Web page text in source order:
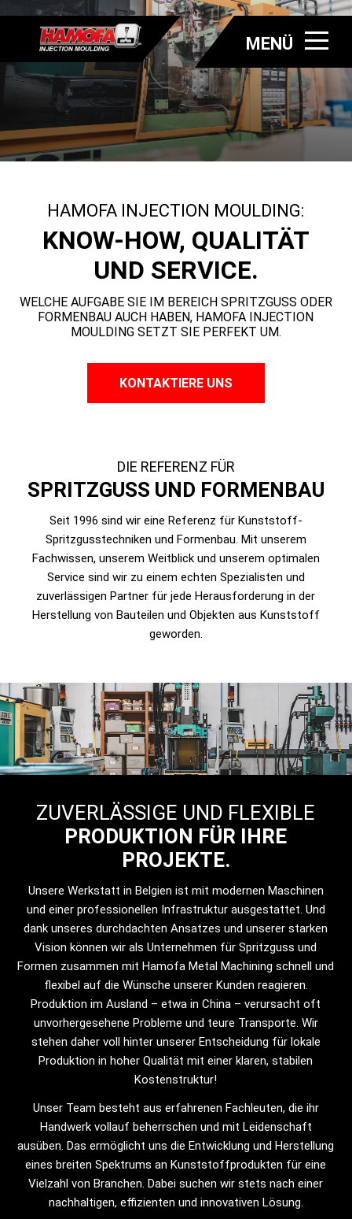
MENÜ
HAMOFA INJECTION MOULDING:
KNOW-HOW, QUALITÄT
UND SERVICE.
WELCHE AUFGABE SIE IM BEREICH SPRITZGUSS ODER
FORMENBAU AUCH HABEN, HAMOFA INJECTION
MOULDING SETZT SIE PERFEKT UM.
KONTAKTIERE UNS
DIE REFERENZ FÜR
SPRITZGUSS UND FORMENBAU
Seit 1996 sind wir eine Referenz für Kunststoff-
Spritzgusstechniken und Formenbau. Mit unserem
Fachwissen, unserem Weitblick und unserem optimalen
Service sind wir zu einem echten Spezialisten und
zuverlässigen Partner für jede Herausforderung in der
Herstellung von Bauteilen und Objekten aus Kunststoff
geworden.
ZUVERLÄSSIGE UND FLEXIBLE
PRODUKTION FÜR IHRE
PROJEKTE.
Unsere Werkstatt in Belgien ist mit modernen Maschinen
und einer professionellen Infrastruktur ausgestattet. Und
dank unseres durchdachten Ansatzes und unserer starken
Vision können wir als Unternehmen für Spritzguss und
Formen zusammen mit Hamofa Metal Machining schnell und
flexibel auf die Wünsche unserer Kunden reagieren.
Produktion im Ausland – etwa in China – verursacht oft
unvorhergesehene Probleme und teure Transporte. Wir
stehen daher voll hinter unserer Entscheidung für lokale
Produktion in hoher Qualität mit einer klaren, stabilen
Kostenstruktur!
Unser Team besteht aus erfahrenen Fachleuten, die ihr
Handwerk vollauf beherrschen und mit Leidenschaft
ausüben. Das ermöglicht uns die Entwicklung und Herstellung
eines breiten Spektrums an Kunststoffprodukten für eine
Vielzahl von Branchen. Dabei suchen wir stets nach einer
nachhaltigen, effizienten und innovativen Lösung.